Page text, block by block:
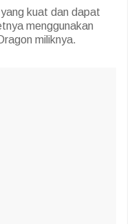
kuat dan dapat
menggunakan
miliknya.